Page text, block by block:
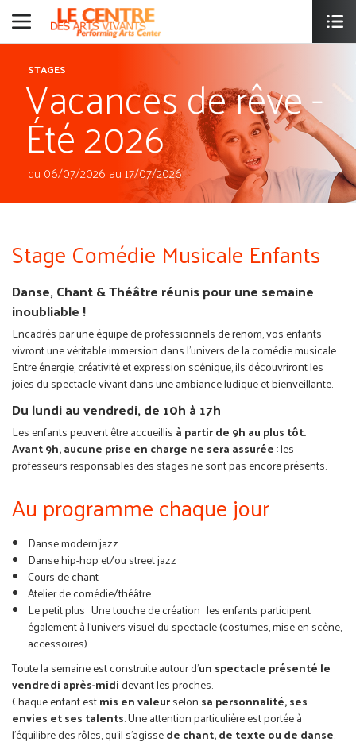
STAGES
Vacances de rêve -
Été 2026
du 06/07/2026 au 17/07/2026
Stage Comédie Musicale Enfants
Danse, Chant & Théâtre réunis pour une semaine
inoubliable !
Encadrés par une équipe de professionnels de renom, vos enfants
vivront une véritable immersion dans l’univers de la comédie musicale.
Entre énergie, créativité et expression scénique, ils découvriront les
joies du spectacle vivant dans une ambiance ludique et bienveillante.
Du lundi au vendredi, de 10h à 17h
Les enfants peuvent être accueillis à partir de 9h au plus tôt.
Avant 9h, aucune prise en charge ne sera assurée : les
professeurs responsables des stages ne sont pas encore présents.
Au programme chaque jour
Danse modern'jazz
Danse hip-hop et/ou street jazz
Cours de chant
Atelier de comédie/théâtre
Le petit plus : Une touche de création : les enfants participent
également à l’univers visuel du spectacle (costumes, mise en scène,
accessoires).
Toute la semaine est construite autour d’un spectacle présenté le
vendredi après-mididevant les proches.
Chaque enfant estmis en valeurselon sa personnalité, ses
envies et ses talents. Une attention particulière est portée à
l’équilibre des rôles, qu’il s’agissede chant, de texte ou de danse.